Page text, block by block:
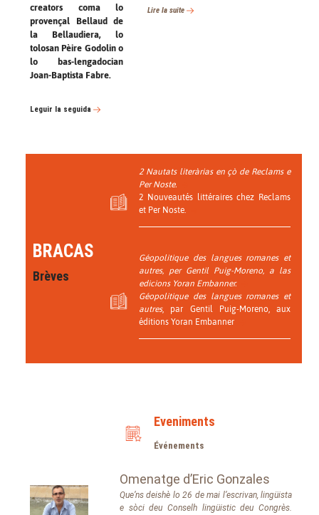
creators coma lo
provençal Bellaud de
la Bellaudiera, lo
tolosan Pèire Godolin o
lo bas-lengadocian
Joan-Baptista Fabre.
Leguir la seguida
Lire la suite
BRACAS
Brèves
2 Nautats literàrias en çò de Reclams e
Per Noste.
2 Nouveautés littéraires chez Reclams
et Per Noste.
Géopolitique des langues romanes et
autres, per Gentil Puig-Moreno, a las
edicions Yoran Embanner.
Géopolitique des langues romanes et
autres, par Gentil Puig-Moreno, aux
éditions Yoran Embanner
Eveniments
Événements
Omenatge d’Eric Gonzales
Que’ns deishè lo 26 de mai l’escrivan, lingüista
e sòci deu Conselh lingüistic deu Congrès.